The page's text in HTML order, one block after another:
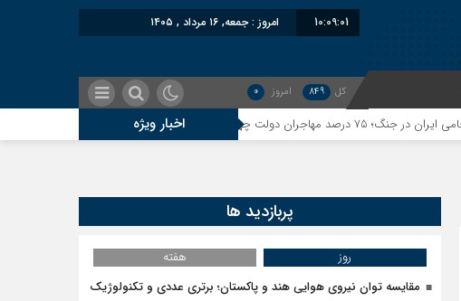
10:09:01 امروز : جمعه, ۱۶ مرداد , ۱۴۰۵
کل 849 امروز 0
اخبار ویژه
پربازدید ها
روز
هفته
مقایسه توان نیروی هوایی هند و پاکستان؛ برتری عددی و تکنولوژیک